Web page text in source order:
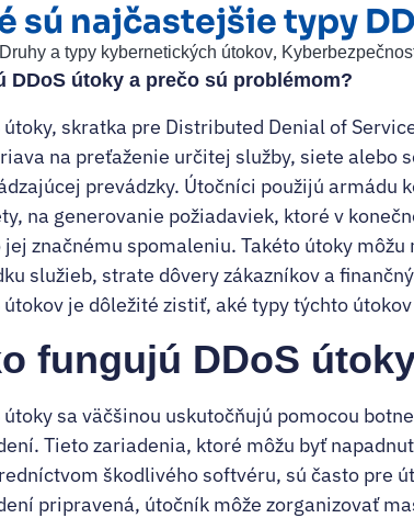
sú najčastejšie typy
Druhy a typy kybernetických útokov,
DDoS útoky a prečo sú problémom?
útoky, skratka pre Distributed Denial of
na preťaženie určitej služby, siete alebo
prevádzky. Útočníci použijú armádu
na generovanie požiadaviek, ktoré v
jej značnému spomaleniu. Takéto útoky
služieb, strate dôvery zákazníkov a
útokov je dôležité zistiť, aké typy týchto
fungujú DDoS
útoky sa väčšinou uskutočňujú pomocou
Tieto zariadenia, ktoré môžu byť
škodlivého softvéru, sú často pre
pripravená, útočník môže zorganizovať